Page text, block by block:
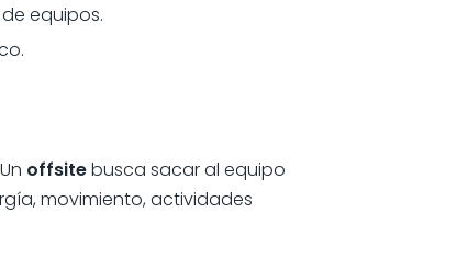
equipos.
offsitebusca sacar al equipo
movimiento, actividades